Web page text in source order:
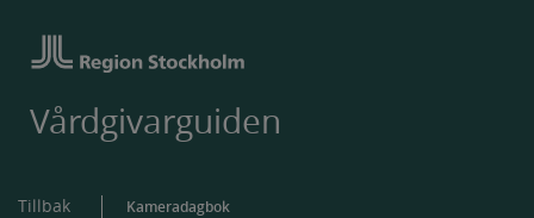
Vårdgivarguiden
Tillbak
Kameradagbok